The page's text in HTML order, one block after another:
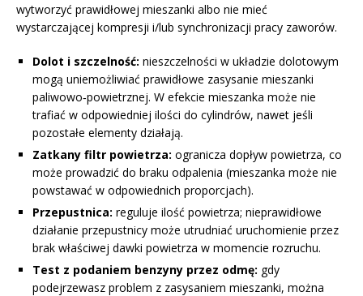
wytworzyć prawidłowej mieszanki albo nie mieć
wystarczającej kompresji i/lub synchronizacji pracy zaworów.
Dolot i szczelność: nieszczelności w układzie dolotowym
mogą uniemożliwiać prawidłowe zasysanie mieszanki
paliwowo‑powietrznej. W efekcie mieszanka może nie
trafiać w odpowiedniej ilości do cylindrów, nawet jeśli
pozostałe elementy działają.
Zatkany filtr powietrza: ogranicza dopływ powietrza, co
może prowadzić do braku odpalenia (mieszanka może nie
powstawać w odpowiednich proporcjach).
Przepustnica: reguluje ilość powietrza; nieprawidłowe
działanie przepustnicy może utrudniać uruchomienie przez
brak właściwej dawki powietrza w momencie rozruchu.
Test z podaniem benzyny przez odmę: gdy
podejrzewasz problem z zasysaniem mieszanki, można